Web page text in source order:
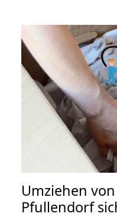
Umziehen von
Pfullendorf